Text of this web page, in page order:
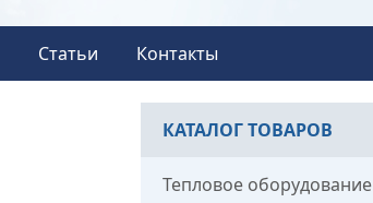
Статьи Контакты
КАТАЛОГ ТОВАРОВ
Тепловое оборудование